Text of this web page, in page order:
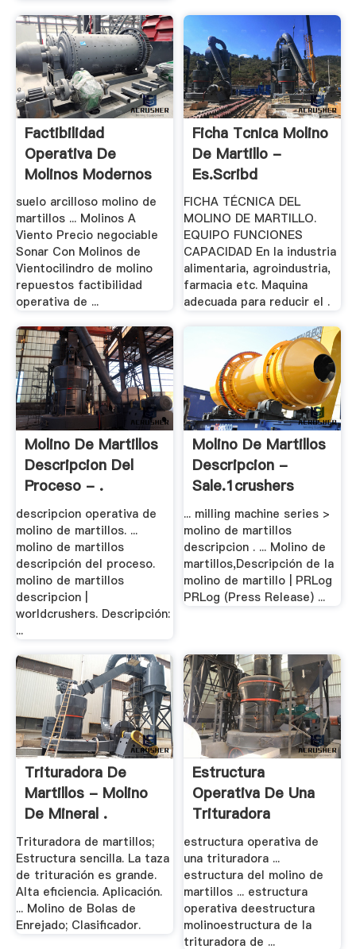
Factibilidad
Operativa De
Molinos Modernos
suelo arcilloso molino de
martillos ... Molinos A
Viento Precio negociable
Sonar Con Molinos de
Vientocilindro de molino
repuestos factibilidad
operativa de ...
Ficha Tcnica Molino
De Martillo -
Es.scribd
FICHA TÉCNICA DEL
MOLINO DE MARTILLO.
EQUIPO FUNCIONES
CAPACIDAD En la industria
alimentaria, agroindustria,
farmacia etc. Maquina
adecuada para reducir el .
Molino De Martillos
Descripcion Del
Proceso - .
descripcion operativa de
molino de martillos. ...
molino de martillos
descripción del proceso.
molino de martillos
descripcion |
worldcrushers. Descripción:
...
Molino De Martillos
Descripcion -
Sale.1crushers
... milling machine series >
molino de martillos
descripcion . ... Molino de
martillos,Descripción de la
molino de martillo | PRLog
PRLog (Press Release) ...
Trituradora De
Martillos - Molino
De Mineral .
Trituradora de martillos;
Estructura sencilla. La taza
de trituración es grande.
Alta eficiencia. Aplicación.
... Molino de Bolas de
Enrejado; Clasificador.
Estructura
Operativa De Una
Trituradora
estructura operativa de
una trituradora ...
estructura del molino de
martillos ... estructura
operativa deestructura
molinoestructura de la
trituradora de ...